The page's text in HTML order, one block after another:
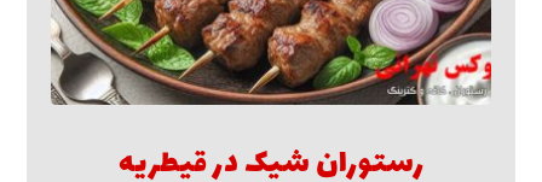
رستوران شیک در قیطریه